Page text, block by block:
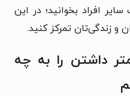
افراد بخوانید؛ در این
زندگی‌تان تمرکز کنید.
داشتن را به چه